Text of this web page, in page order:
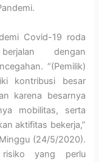
Covid-19 roda
dengan
“(Pemilik)
kontribusi besar
karena besarnya
mobilitas, serta
aktifitas bekerja,”
(24/5/2020).
yang perlu